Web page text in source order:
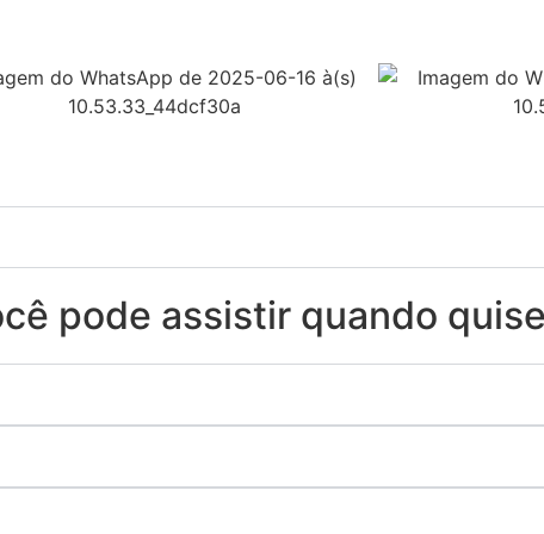
pode assistir quando